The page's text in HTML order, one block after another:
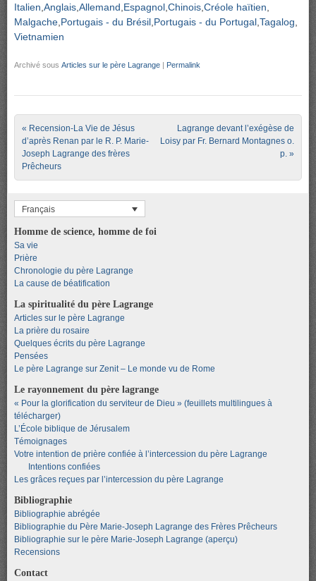
Italien Anglais Allemand Espagnol Chinois Créole haïtien
Malgache Portugais - du Brésil Portugais - du Portugal Tagalog
Vietnamien
Archivé sous Articles sur le père Lagrange | Permalink
Post navigation
« Recension-La Vie de Jésus
d’après Renan par le R. P. Marie-
Joseph Lagrange des frères
Prêcheurs
Lagrange devant l’exégèse de
Loisy par Fr. Bernard Montagnes o.
p. »
Français
Homme de science, homme de foi
Sa vie
Prière
Chronologie du père Lagrange
La cause de béatification
La spiritualité du père Lagrange
Articles sur le père Lagrange
La prière du rosaire
Quelques écrits du père Lagrange
Pensées
Le père Lagrange sur Zenit – Le monde vu de Rome
Le rayonnement du père lagrange
« Pour la glorification du serviteur de Dieu » (feuillets multilingues à
télécharger)
L’École biblique de Jérusalem
Témoignages
Votre intention de prière confiée à l’intercession du père Lagrange
Intentions confiées
Les grâces reçues par l’intercession du père Lagrange
Bibliographie
Bibliographie abrégée
Bibliographie du Père Marie-Joseph Lagrange des Frères Prêcheurs
Bibliographie sur le père Marie-Joseph Lagrange (aperçu)
Recensions
Contact